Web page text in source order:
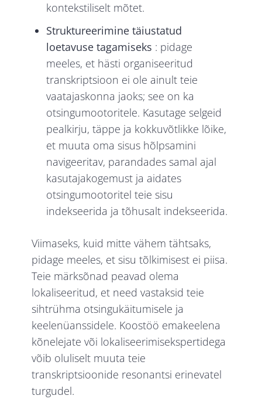
kontekstiliselt mõtet.
Struktureerimine täiustatud
loetavuse tagamiseks : pidage
meeles, et hästi organiseeritud
transkriptsioon ei ole ainult teie
vaatajaskonna jaoks; see on ka
otsingumootoritele. Kasutage selgeid
pealkirju, täppe ja kokkuvõtlikke lõike,
et muuta oma sisus hõlpsamini
navigeeritav, parandades samal ajal
kasutajakogemust ja aidates
otsingumootoritel teie sisu
indekseerida ja tõhusalt indekseerida.
Viimaseks, kuid mitte vähem tähtsaks,
pidage meeles, et sisu tõlkimisest ei piisa.
Teie märksõnad peavad olema
lokaliseeritud, et need vastaksid teie
sihtrühma otsingukäitumisele ja
keelenüanssidele. Koostöö emakeelena
kõnelejate või lokaliseerimisekspertidega
võib oluliselt muuta teie
transkriptsioonide resonantsi erinevatel
turgudel.